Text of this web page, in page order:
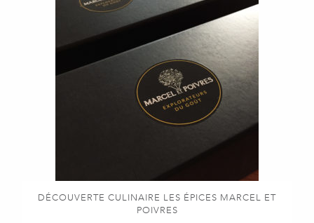
DÉCOUVERTE CULINAIRE LES ÉPICES MARCEL ET
POIVRES